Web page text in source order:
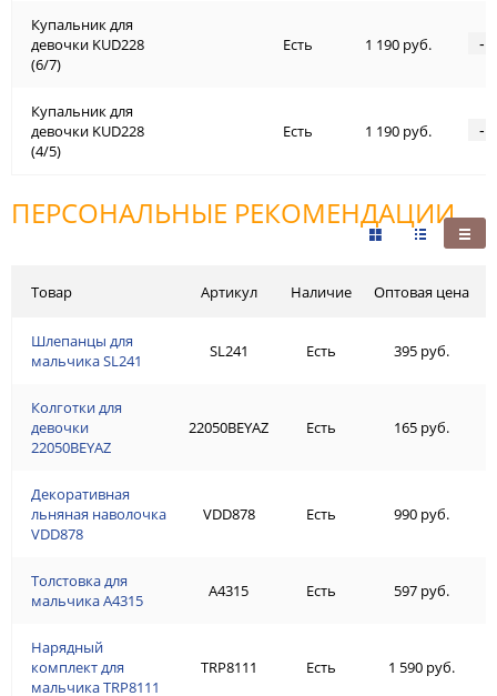
Купальник для
девочки KUD228
(6/7)
Купальник для
девочки KUD228
(4/5)
Есть 1 190 руб. -
Есть 1 190 руб. -
ПЕРСОНАЛЬНЫЕ РЕКОМЕНДАЦИИ
Товар
Шлепанцы для
мальчика SL241
Колготки для
девочки
22050BEYAZ
Декоративная
льняная наволочка
VDD878
Толстовка для
мальчика A4315
Нарядный
комплект для
мальчика TRP8111
Артикул Наличие Оптовая цена
SL241 Есть 395 руб.
22050BEYAZ Есть 165 руб.
VDD878 Есть 990 руб.
A4315 Есть 597 руб.
TRP8111 Есть 1 590 руб.